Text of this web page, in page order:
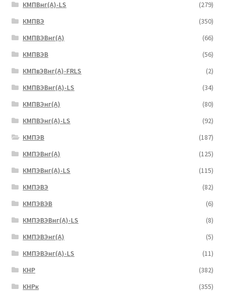
КМПВнг(А)-LS
(279)
КМПВЭ
(350)
КМПВЭBнг(А)
(66)
КМПВЭВ
(56)
КМПвЭВнг(А)-FRLS
(2)
КМПВЭВнг(А)-LS
(34)
КМПВЭнг(А)
(80)
КМПВЭнг(А)-LS
(92)
КМПЭВ
(187)
КМПЭВнг(А)
(125)
КМПЭВнг(А)-LS
(115)
КМПЭВЭ
(82)
КМПЭВЭВ
(6)
КМПЭВЭВнг(А)-LS
(8)
КМПЭВЭнг(А)
(5)
КМПЭВЭнг(А)-LS
(11)
КНР
(382)
КНРк
(355)